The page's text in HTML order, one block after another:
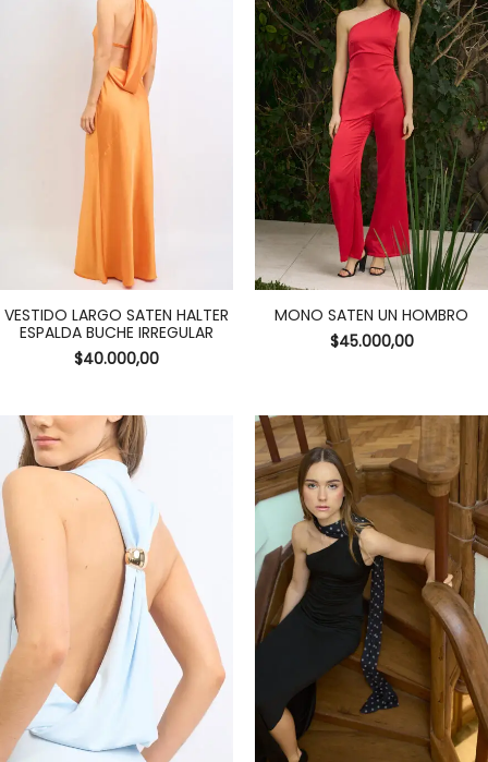
VESTIDO LARGO SATEN HALTER
ESPALDA BUCHE IRREGULAR
$40.000,00
MONO SATEN UN HOMBRO
$45.000,00